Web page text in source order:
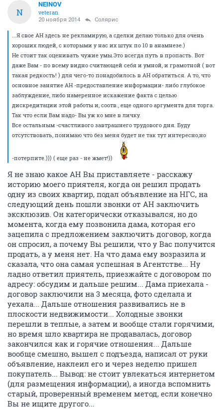
N
NEINOV
veteran
20 ноября 2014 Солярис
...Я свое АН здесь не рекламирую, а сделки делаю только для очень
хороших людей, с которыми у нас их штук по 10 в анамнезе.)
Не стоит так оценивать чужие умы.Это всегда путь в пропасть. Вот
даже Вам - по всему видно считающей себя и умной, и грамотной ( вот
такая редкость! ) для чего-то понадобилось в АН обратиться. А то, что
основное занятие АН -предоставление информации- либо глубокое
заблуждение, либо намеренное искажение факта с целью
дискредитации этой работы и, соотв., еще одного аргумента для торга.
Так что если Вам надо- Вы уж ко мне в личку.
Все остальным -счастливого завтрашнего трудового дня. Буду
отсутствовать, понимаю что без меня будет не так тут интересно,но
-потерпите.))) ( еще раз - не жмет!))
Я не знаю какое АН Вы приставляете - расскажу
историю моего приятеля, когда он решил продать
одну из своих квартир, подал объявление на НГС, на
следующий день пошли звонки от АН заключить
эксклюзив. Он категорически отказывался, но до
момента, когда ему позвонила дама, которая его
зацепила с предложением заключить договор, когда
он спросил, а почему Вы решили, что у Вас получится
продать, а у меня нет. На что дама ему возразила и
сказала, что она самая успешная в Агентстве... Ну
ладно ответил приятель, приезжайте с договором по
адресу: обсудим и дальше решим... Дама приехала -
договор заключили на 3 месяца, фото сделала и
уехала... Дальше отношения развивались не в
плоскости недвижимости... Холодные звонки
перешли в теплые, а затем и вообще стали горячими,
но время шло квартира не продавалась, договор
закончился как и горячие отношения... Дальше
вообще смешно, вышел с подъезда, написал от руки
объявление, наклеил его и через неделю пришел
покупатель... Вывод: не стоит увлекаться интернетом
(для размещения информации), а иногда вспомнить
старый, проверенный временем метод, если конечно
Вы не ищите другого...